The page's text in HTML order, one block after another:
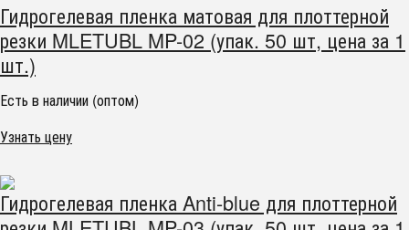
Гидрогелевая пленка матовая для плоттерной
резки MLETUBL MP-02 (упак. 50 шт, цена за 1
шт.)
Есть в наличии (оптом)
Узнать цену
Гидрогелевая пленка Anti-blue для плоттерной